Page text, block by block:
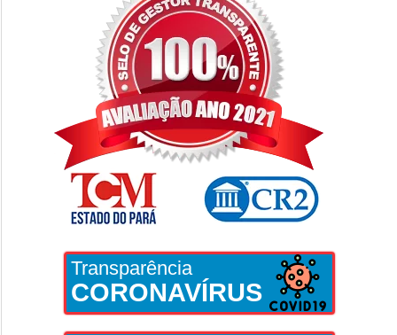
Transparência
CORONAVÍRUS